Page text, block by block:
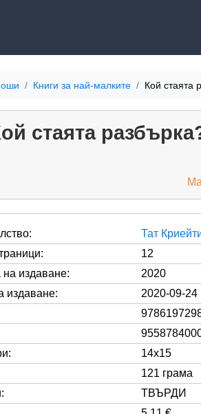
Книги за най-малките Кой стаята
стаята
Тат
12
на издаване:
2020
издаване:
2020-09-24
14x15
121 грама
ТВЪРДИ